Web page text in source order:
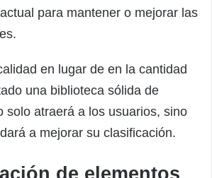
para mantener o mejorar las
en lugar de en la cantidad
una biblioteca sólida de
solo atraerá a los usuarios, sino
a mejorar su clasificación.